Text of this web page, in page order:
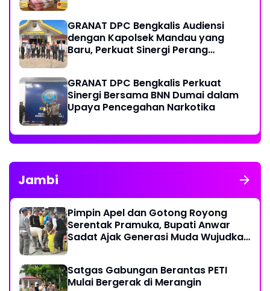
GRANAT DPC Bengkalis Audiensi
dengan Kapolsek Mandau yang
Baru, Perkuat Sinergi Perang
GRANAT DPC Bengkalis Perkuat
Sinergi Bersama BNN Dumai dalam
Upaya Pencegahan Narkotika
Jambi
Pimpin Apel dan Gotong Royong
Serentak Pramuka, Bupati Anwar
Sadat Ajak Generasi Muda Wujudkan
Satgas Gabungan Berantas PETI
Mulai Bergerak di Merangin